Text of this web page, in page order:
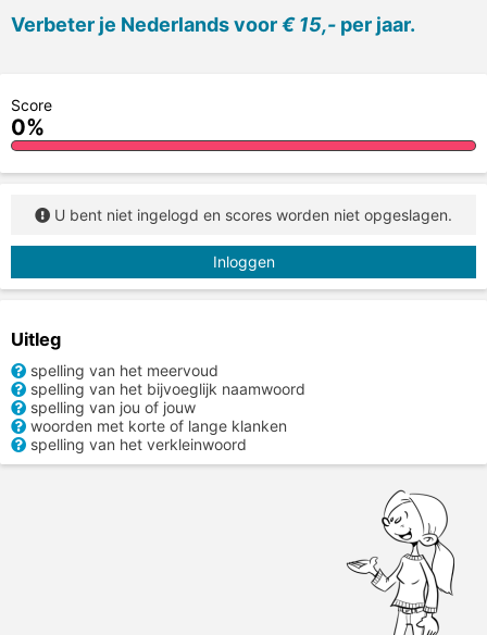
Verbeter je Nederlands voor€ 15,- per jaar.
U bent niet ingelogd en scores worden niet opgeslagen.
Inloggen
Score
0%
Uitleg
spelling van het meervoud
spelling van het bijvoeglijk naamwoord
spelling van jou of jouw
woorden met korte of lange klanken
spelling van het verkleinwoord